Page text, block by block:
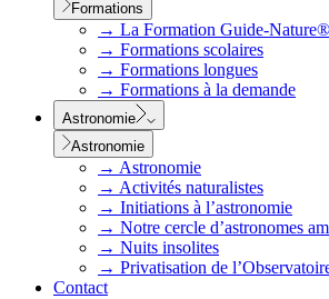
Formations
→ La Formation Guide-Nature®
→ Formations scolaires
→ Formations longues
→ Formations à la demande
Astronomie
Astronomie
→ Astronomie
→ Activités naturalistes
→ Initiations à l’astronomie
→ Notre cercle d’astronomes
→ Nuits insolites
→ Privatisation de
Contact